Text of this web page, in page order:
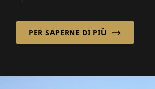
affidabilità sono critici...
PER SAPERNE DI PIÙ